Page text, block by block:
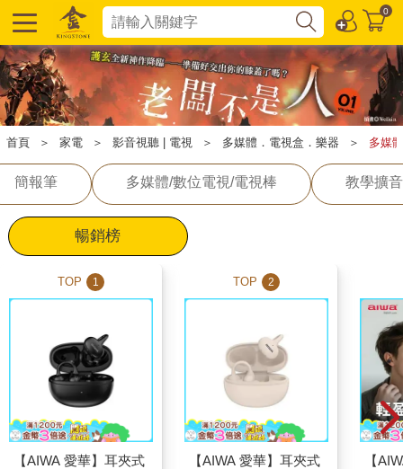
0
首頁 ＞ 家電 ＞ 影音視聽 | 電視 ＞ 多媒體．電視盒．樂器 ＞ 多媒
簡報筆 多媒體/數位電視/電視棒 教學擴
暢銷榜
TOP 1
【AIWA 愛華】耳夾式
TOP 2
【AIWA 愛華】耳夾式
【